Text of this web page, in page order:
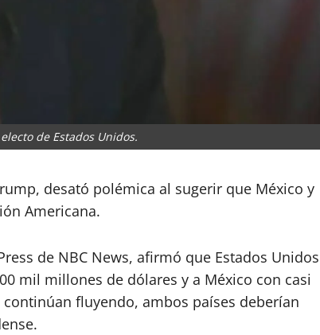
de Estados Unidos.
desató polémica al sugerir que México y
Americana.
de NBC News, afirmó que Estados Unidos
mil millones de dólares y a México con casi
fluyendo, ambos países deberían